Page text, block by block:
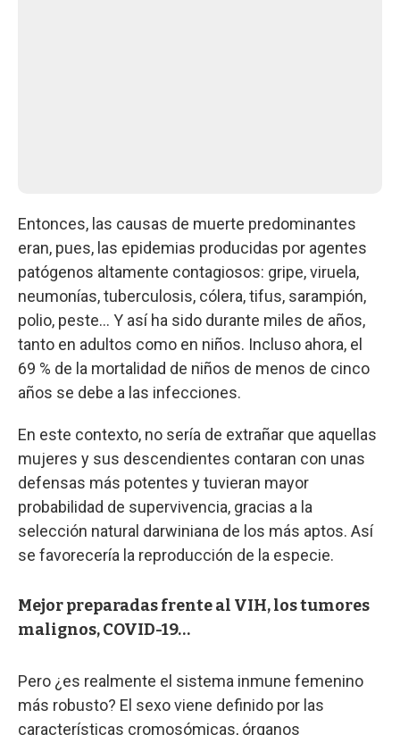
Entonces, las causas de muerte predominantes
eran, pues, las epidemias producidas por agentes
patógenos altamente contagiosos: gripe, viruela,
neumonías, tuberculosis, cólera, tifus, sarampión,
polio, peste… Y así ha sido durante miles de años,
tanto en adultos como en niños. Incluso ahora, el
69 % de la mortalidad de niños de menos de cinco
años se debe a las infecciones.
En este contexto, no sería de extrañar que aquellas
mujeres y sus descendientes contaran con unas
defensas más potentes y tuvieran mayor
probabilidad de supervivencia, gracias a la
selección natural darwiniana de los más aptos. Así
se favorecería la reproducción de la especie.
Mejor preparadas frente al VIH, los tumores
malignos, COVID-19…
Pero ¿es realmente el sistema inmune femenino
más robusto? El sexo viene definido por las
características cromosómicas, órganos